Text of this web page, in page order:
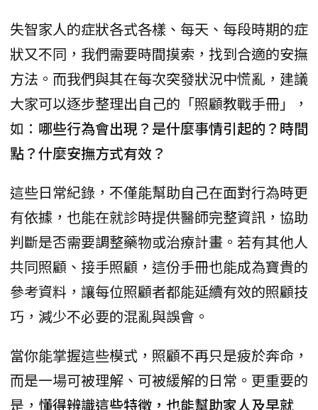
失智家人的症狀各式各樣、每天、每段時期的症
狀又不同，我們需要時間摸索，找到合適的安撫
方法。而我們與其在每次突發狀況中慌亂，建議
大家可以逐步整理出自己的「照顧教戰手冊」，
如： 哪些行為會出現？是什麼事情引起的？時間
點？什麼安撫方式有效？
這些日常紀錄，不僅能幫助自己在面對行為時更
有依據，也能在就診時提供醫師完整資訊，協助
判斷是否需要調整藥物或治療計畫。若有其他人
共同照顧、接手照顧，這份手冊也能成為寶貴的
參考資料，讓每位照顧者都能延續有效的照顧技
巧，減少不必要的混亂與誤會。
當你能掌握這些模式，照顧不再只是疲於奔命，
而是一場可被理解、可被緩解的日常。更重要的
是， 懂得辨識這些特徵，也能幫助家人及早就